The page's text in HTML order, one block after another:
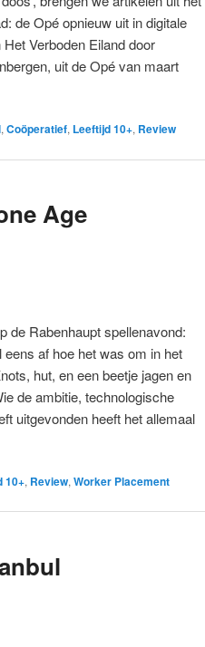
de Opé opnieuw uit in digitale
Verboden Eiland door
uit de Opé van maart
, Coöperatief, Leeftijd 10+, Review
Age
de Rabenhaupt spellenavond:
af hoe het was om in het
hut, en een beetje jagen en
de ambitie, technologische
uitgevonden heeft het allemaal
10+, Review, Worker Placement